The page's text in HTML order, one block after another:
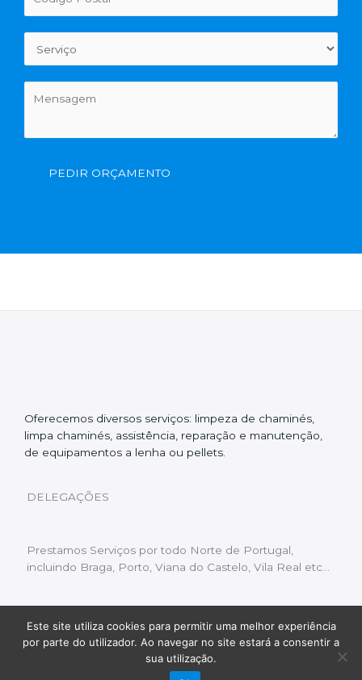
PEDIR ORÇAMENTO
Oferecemos diversos serviços: limpeza de chaminés,
limpa chaminés, assistência, reparação e manutenção,
de equipamentos a lenha ou pellets.
DELEGAÇÕES
Prestamos Serviços por todo Norte de Portugal,
incluindo Braga, Porto, Viana do Castelo, Vila Real etc…
Livro de Reclamações | Política de Privacidade
Copyright © 2022 Limpeza Chaminés | Desenvolvido
Fluxo Digital – a inovar a web
Este site utiliza cookies para permitir uma melhor experiência
por parte do utilizador. Ao navegar no site estará a consentir a
sua utilização.